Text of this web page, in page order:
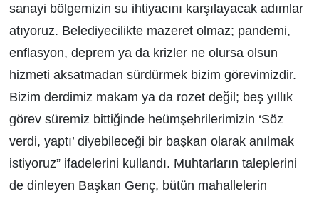
sanayi bölgemizin su ihtiyacını karşılayacak adımlar
atıyoruz. Belediyecilikte mazeret olmaz; pandemi,
enflasyon, deprem ya da krizler ne olursa olsun
hizmeti aksatmadan sürdürmek bizim görevimizdir.
Bizim derdimiz makam ya da rozet değil; beş yıllık
görev süremiz bittiğinde heümşehrilerimizin ‘Söz
verdi, yaptı’ diyebileceği bir başkan olarak anılmak
istiyoruz” ifadelerini kullandı. Muhtarların taleplerini
de dinleyen Başkan Genç, bütün mahallelerin